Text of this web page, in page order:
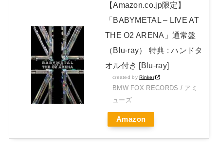
【Amazon.co.jp限定】
「BABYMETAL – LIVE AT
THE O2 ARENA」通常盤
（Blu-ray） 特典 : ハンドタ
オル付き [Blu-ray]
created byRinker
BMW FOX RECORDS / アミ
ューズ
Amazon